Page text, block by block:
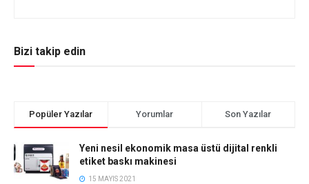
Bizi takip edin
Popüler Yazılar Yorumlar Son Yazılar
Yeni nesil ekonomik masa üstü dijital renkli
etiket baskı makinesi
15 MAYIS 2021